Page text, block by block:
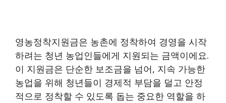
영농정착지원금은 농촌에 정착하여 경영을 시작
하려는 청년 농업인들에게 지원되는 금액이에요.
이 지원금은 단순한 보조금을 넘어, 지속 가능한
농업을 위해 청년들이 경제적 부담을 덜고 안정
적으로 정착할 수 있도록 돕는 중요한 역할을 하